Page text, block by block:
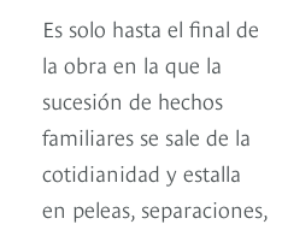
Es solo hasta el final de
la obra en la que la
sucesión de hechos
familiares se sale de la
cotidianidad y estalla
en peleas, separaciones,